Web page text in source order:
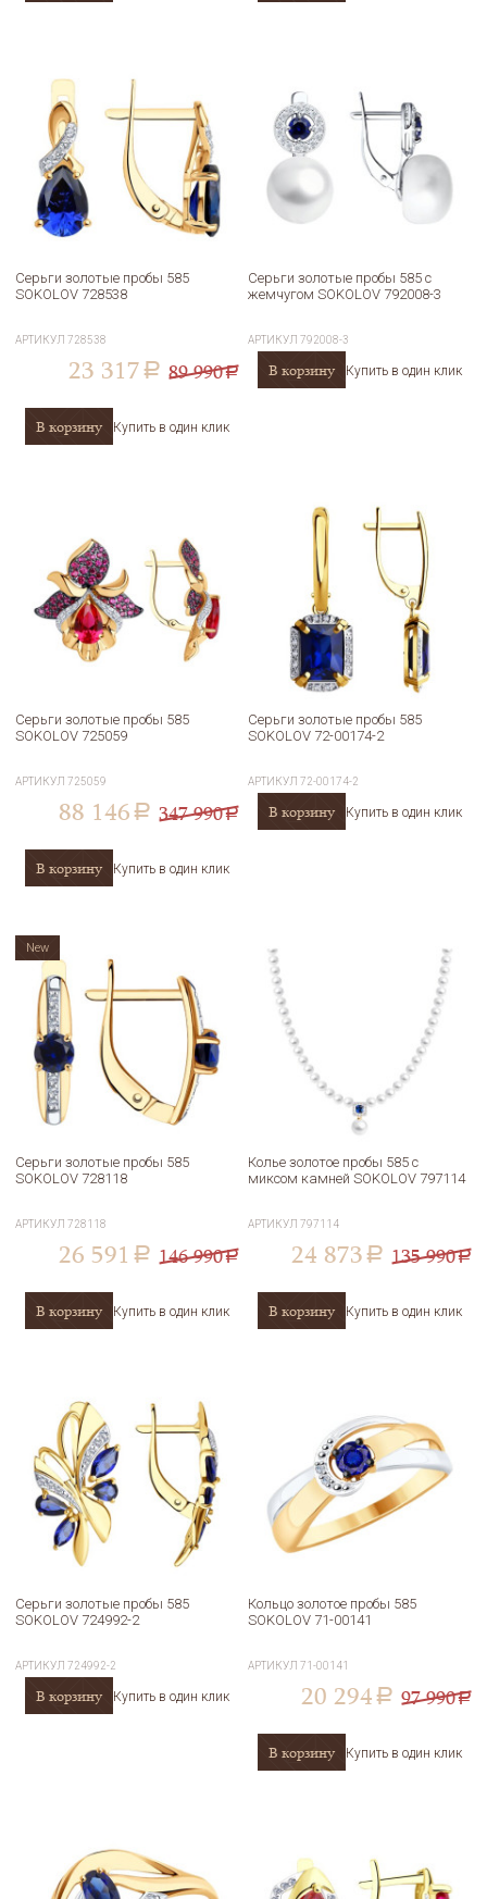
Серьги золотые пробы 585
SOKOLOV 728538
АРТИКУЛ728538
23 317 a 89 990a
В корзину Купить в один клик
Серьги золотые пробы 585 с
жемчугом SOKOLOV 792008-3
АРТИКУЛ792008-3
В корзину Купить в один клик
Серьги золотые пробы 585
SOKOLOV 725059
АРТИКУЛ725059
88 146 a 347 990a
В корзину Купить в один клик
Серьги золотые пробы 585
SOKOLOV 72-00174-2
АРТИКУЛ72-00174-2
В корзину Купить в один клик
Серьги золотые пробы 585
SOKOLOV 728118
АРТИКУЛ728118
26 591 a 146 990a
В корзину Купить в один клик
New
Колье золотое пробы 585 с
миксом камней SOKOLOV 797114
АРТИКУЛ797114
24 873 a 135 990a
В корзину Купить в один клик
Серьги золотые пробы 585
SOKOLOV 724992-2
АРТИКУЛ724992-2
В корзину Купить в один клик
Кольцо золотое пробы 585
SOKOLOV 71-00141
АРТИКУЛ71-00141
20 294 a 97 990a
В корзину Купить в один клик